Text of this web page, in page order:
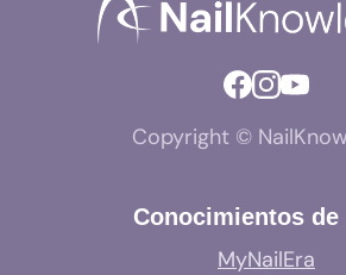
Copyright ©
Conocimientos de
MyNailEra